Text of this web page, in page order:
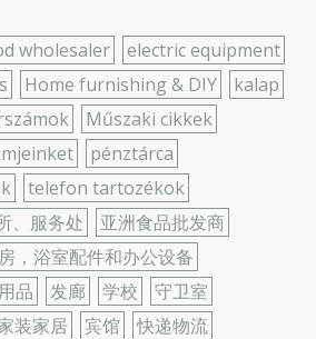
wholesaler
electric equipment
Home furnishing & DIY
kalap
Műszaki cikkek
pénztárca
telefon tartozékok
、服务处
亚洲食品批发商
，浴室配件和办公设备
品 发廊 学校
守卫室
装家居 宾馆
快递物流